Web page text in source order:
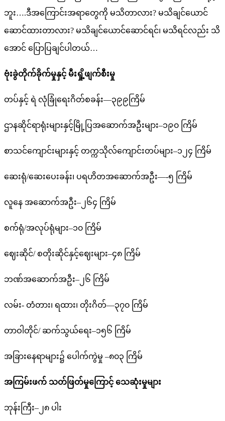
ဘူး….ဒီအကြောင်းအရာတွေကို မသိတာလား? မသိချင်ယောင်
ဆောင်ထားတာလား? မသိချင်ယောင်ဆောင်ရင်၊ မသိရင်လည်း သိ
အောင် ပြောပြချင်ပါတယ်…
ဗုံးခွဲတိုက်ခိုက်မှုနှင့် မီးရှို့ဖျက်စီးမှု
တပ်နှင့် ရဲ လုံခြုံရေးဂိတ်စခန်း—၃၉၉ကြိမ်
ဌာနဆိုင်ရာရုံးများနှင့်မြို့ပြအဆောက်အဦးများ–၁၉၀ ကြိမ်
စာသင်ကျောင်းများနှင့် တက္ကသိုလ်ကျောင်းတပ်များ–၁၂၄ ကြိမ်
ဆေးရုံ/ဆေးပေးခန်း၊ ပရဟိတအဆောက်အဦး—-၅ ကြိမ်
လူနေ အဆောက်အဦး–၂၆၄ ကြိမ်
စက်ရုံ/အလုပ်ရုံများ–၁၀ ကြိမ်
ဈေးဆိုင်/ စတိုးဆိုင်နှင့်ဈေးများ–၄၈ ကြိမ်
ဘဏ်အဆောက်အဦး–၂၆ ကြိမ်
လမ်း- တံတား၊ ရထား၊ တိုးဂိတ်—၃၇၀ ကြိမ်
တာဝါတိုင်/ ဆက်သွယ်ရေး–၁၅၆ ကြိမ်
အခြားနေရာများ၌ ပေါက်ကွဲမှု –၈၀၃ ကြိမ်
အကြမ်းဖက် သတ်ဖြတ်မှုကြောင့် သေဆုံးမှုများ
ဘုန်းကြီး–၂၈ ပါး